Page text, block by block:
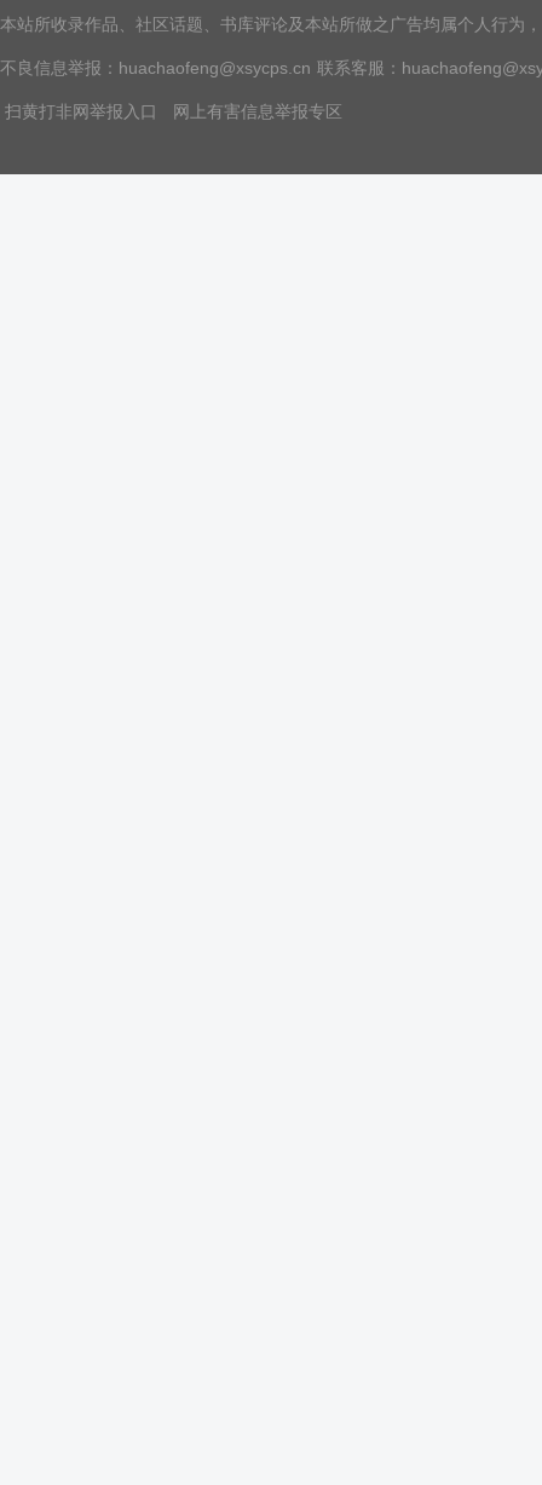
本站所收录作品、社区话题、书库评论及本站所做之广告均属个人行为
不良信息举报：huachaofeng@xsycps.cn 联系客服：
扫黄打非网举报入口 网上有害信息举报专区